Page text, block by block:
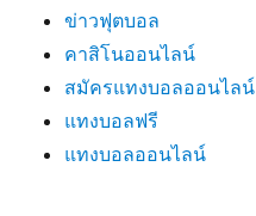
ข่าวฟุตบอล
คาสิโนออนไลน์
สมัครแทงบอลออนไลน์
แทงบอลฟรี
แทงบอลออนไลน์